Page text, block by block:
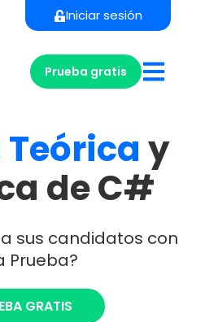
Iniciar sesión
Prueba gratis
Teórica y
de C#
sus candidatos con
Prueba?
GRATIS